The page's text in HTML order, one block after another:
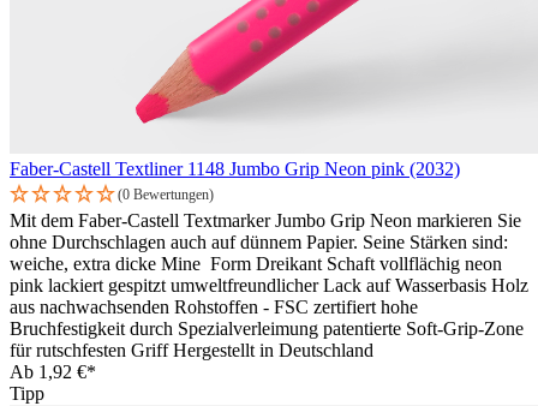
Faber-Castell Textliner 1148 Jumbo Grip Neon pink (2032)
(0 Bewertungen)
Mit dem Faber-Castell Textmarker Jumbo Grip Neon markieren Sie
ohne Durchschlagen auch auf dünnem Papier. Seine Stärken sind:
weiche, extra dicke Mine Form Dreikant Schaft vollflächig neon
pink lackiert gespitzt umweltfreundlicher Lack auf Wasserbasis Holz
aus nachwachsenden Rohstoffen - FSC zertifiert hohe
Bruchfestigkeit durch Spezialverleimung patentierte Soft-Grip-Zone
für rutschfesten Griff Hergestellt in Deutschland
Ab 1,92 €*
Tipp